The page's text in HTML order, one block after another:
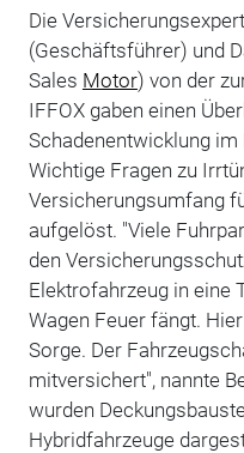
Die
(Geschäftsführer) und
Sales Motor) von der
IFFOX gaben einen
Schadenentwicklung
Wichtige Fragen zu
Versicherungsumfang
aufgelöst. "Viele
den
Elektrofahrzeug in eine
Wagen Feuer fängt.
Sorge. Der
mitversichert", nannte
wurden
Hybridfahrzeuge